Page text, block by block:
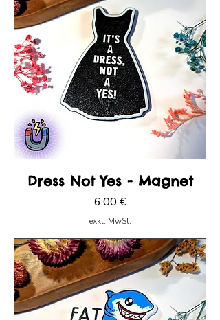
Dress Not Yes - Magnet
Preis
6,00 €
exkl. MwSt.